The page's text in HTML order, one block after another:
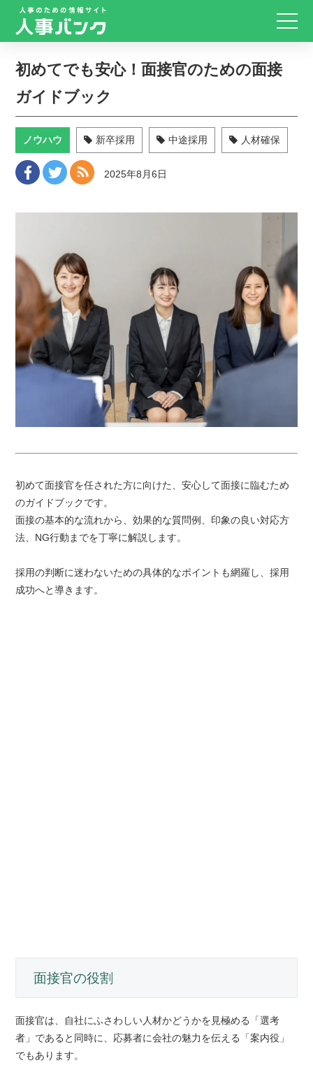
初めてでも安心！面接官のための面接
ガイドブック
ノウハウ 新卒採用 中途採用 人材確保
2025年8月6日
初めて面接官を任された方に向けた、安心して面接に臨むため
のガイドブックです。
面接の基本的な流れから、効果的な質問例、印象の良い対応方
法、NG行動までを丁寧に解説します。
採用の判断に迷わないための具体的なポイントも網羅し、採用
成功へと導きます。
面接官の役割
面接官は、自社にふさわしい人材かどうかを見極める「選考
者」であると同時に、応募者に会社の魅力を伝える「案内役」
でもあります。